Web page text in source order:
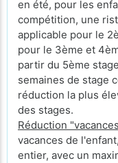
en été, pour les
compétition, une
applicable pour le
pour le 3ème et
partir du 5ème
semaines de stage
réduction la plus
des stages.
Réduction
vacances de
entier, avec un